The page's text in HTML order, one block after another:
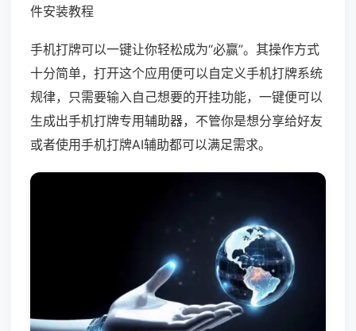
件安装教程
手机打牌可以一键让你轻松成为“必赢”。其操作方式
十分简单，打开这个应用便可以自定义手机打牌系统
规律，只需要输入自己想要的开挂功能，一键便可以
生成出手机打牌专用辅助器，不管你是想分享给好友
或者使用手机打牌AI辅助都可以满足需求。